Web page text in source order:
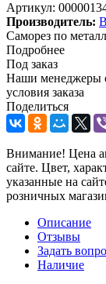
Артикул:
Производитель:
Саморез по
Подробнее
Под заказ
Наши менеджеры
условия заказа
Поделиться
Внимание! Цена
сайте. Цвет,
указанные на
розничных
Описание
Отзывы
Задать
Наличие